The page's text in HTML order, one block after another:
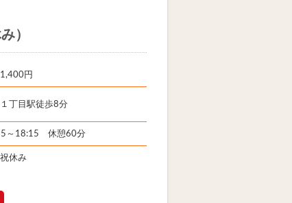
）
円
丁目駅徒歩8分
～18:15 休憩60分
休み